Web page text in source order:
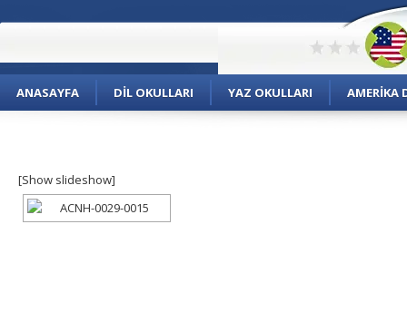
ANASAYFA DIL OKULLARI YAZ OKULLARI AMERIKA
[Show slideshow]